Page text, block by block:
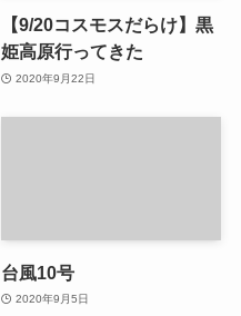
【9/20コスモスだらけ】黒
姫高原行ってきた
2020年9月22日
台風10号
2020年9月5日